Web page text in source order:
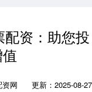
资：助您投
网
更新：2025-08-27